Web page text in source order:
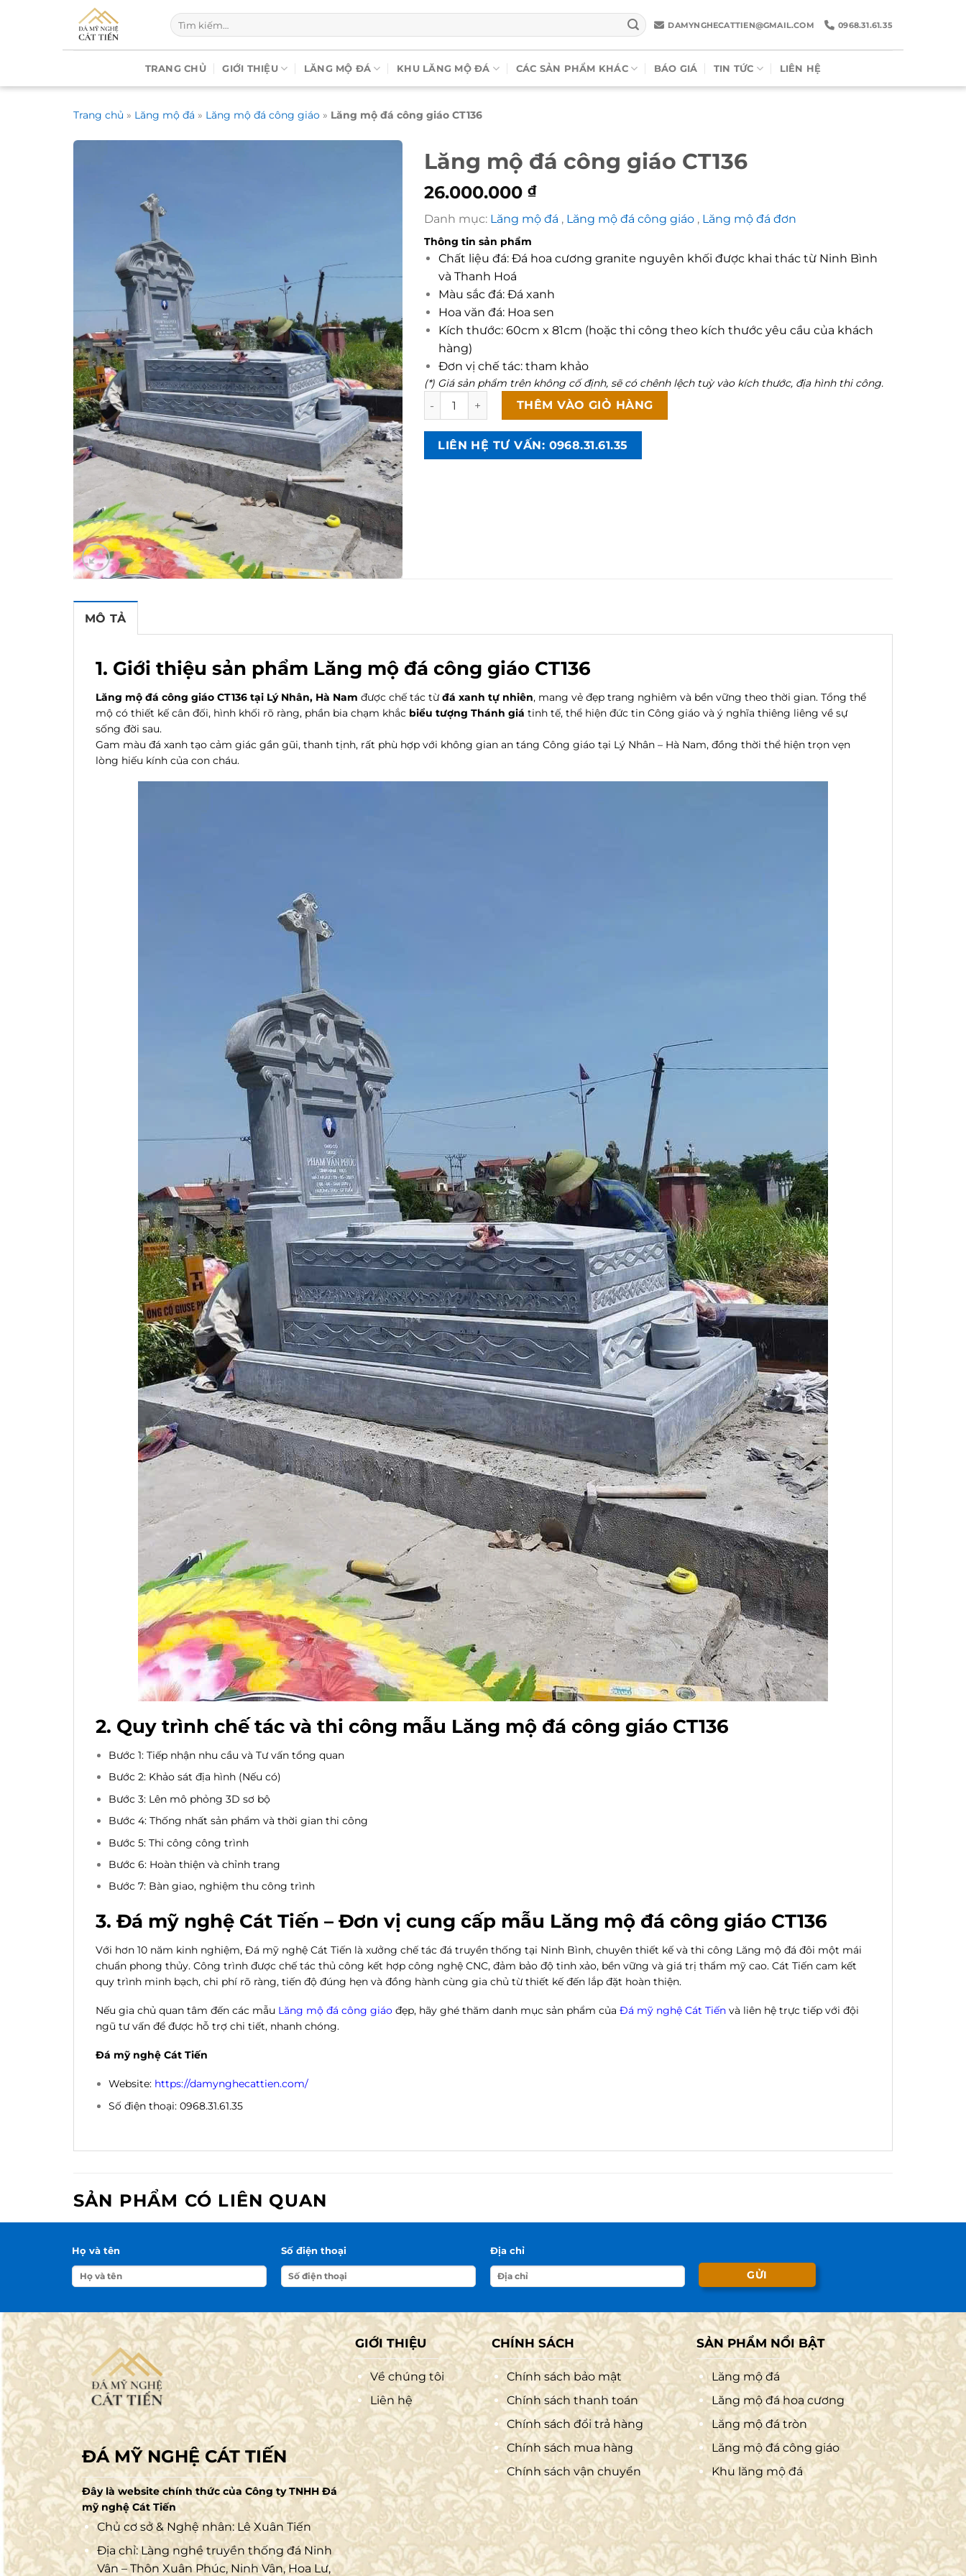
Tìm
kiếm:
DAMYNGHECATTIEN@GMAIL.COM 0968.31.61.35
TRANG CHỦ GIỚI THIỆU LĂNG MỘ ĐÁ KHU LĂNG MỘ ĐÁ CÁC SẢN PHẨM KHÁC BÁO GIÁ TIN TỨC LIÊN HỆ
Trang chủ » Lăng mộ đá » Lăng mộ đá công giáo » Lăng mộ đá công giáo CT136
Lăng mộ đá công giáo CT136
26.000.000 ₫
Danh mục: Lăng mộ đá , Lăng mộ đá công giáo , Lăng mộ đá đơn
Thông tin sản phẩm
Chất liệu đá: Đá hoa cương granite nguyên khối được khai thác từ Ninh Bình
và Thanh Hoá
Màu sắc đá: Đá xanh
Hoa văn đá: Hoa sen
Kích thước: 60cm x 81cm (hoặc thi công theo kích thước yêu cầu của khách
hàng)
Đơn vị chế tác: tham khảo
(*) Giá sản phẩm trên không cố định, sẽ có chênh lệch tuỳ vào kích thước, địa hình thi công.
Lăng mộ đá công giáo CT136 số lượng
THÊM VÀO GIỎ HÀNG
LIÊN HỆ TƯ VẤN: 0968.31.61.35
MÔ TẢ
1. Giới thiệu sản phẩm Lăng mộ đá công giáo CT136
Lăng mộ đá công giáo CT136 tại Lý Nhân, Hà Nam được chế tác từđá xanh tự nhiên, mang vẻ đẹp trang nghiêm và bền vững theo thời gian. Tổng thể
mộ có thiết kế cân đối, hình khối rõ ràng, phần bia chạm khắc biểu tượng Thánh giá tinh tế, thể hiện đức tin Công giáo và ý nghĩa thiêng liêng về sự
sống đời sau.
Gam màu đá xanh tạo cảm giác gần gũi, thanh tịnh, rất phù hợp với không gian an táng Công giáo tại Lý Nhân – Hà Nam, đồng thời thể hiện trọn vẹn
lòng hiếu kính của con cháu.
2. Quy trình chế tác và thi công mẫu Lăng mộ đá công giáo CT136
Bước 1: Tiếp nhận nhu cầu và Tư vấn tổng quan
Bước 2: Khảo sát địa hình (Nếu có)
Bước 3: Lên mô phỏng 3D sơ bộ
Bước 4: Thống nhất sản phẩm và thời gian thi công
Bước 5: Thi công công trình
Bước 6: Hoàn thiện và chỉnh trang
Bước 7: Bàn giao, nghiệm thu công trình
3. Đá mỹ nghệ Cát Tiến – Đơn vị cung cấp mẫu Lăng mộ đá công giáo CT136
Với hơn 10 năm kinh nghiệm, Đá mỹ nghệ Cát Tiến là xưởng chế tác đá truyền thống tại Ninh Bình, chuyên thiết kế và thi công Lăng mộ đá đôi một mái
chuẩn phong thủy. Công trình được chế tác thủ công kết hợp công nghệ CNC, đảm bảo độ tinh xảo, bền vững và giá trị thẩm mỹ cao. Cát Tiến cam kết
quy trình minh bạch, chi phí rõ ràng, tiến độ đúng hẹn và đồng hành cùng gia chủ từ thiết kế đến lắp đặt hoàn thiện.
Nếu gia chủ quan tâm đến các mẫu Lăng mộ đá công giáo đẹp, hãy ghé thăm danh mục sản phẩm của Đá mỹ nghệ Cát Tiến và liên hệ trực tiếp với đội
ngũ tư vấn để được hỗ trợ chi tiết, nhanh chóng.
Đá mỹ nghệ Cát Tiến
Website: https://damynghecattien.com/
Số điện thoại: 0968.31.61.35
SẢN PHẨM CÓ LIÊN QUAN
Họ và tên Số điện thoại Địa chỉ
ĐÁ MỸ NGHỆ CÁT TIẾN
Đây là website chính thức của Công ty TNHH Đá
mỹ nghệ Cát Tiến
Chủ cơ sở & Nghệ nhân: Lê Xuân Tiến
Địa chỉ: Làng nghề truyền thống đá Ninh
Vân – Thôn Xuân Phúc, Ninh Vân, Hoa Lư,
GIỚI THIỆU
Về chúng tôi
Liên hệ
CHÍNH SÁCH
Chính sách bảo mật
Chính sách thanh toán
Chính sách đổi trả hàng
Chính sách mua hàng
Chính sách vận chuyển
SẢN PHẨM NỔI BẬT
Lăng mộ đá
Lăng mộ đá hoa cương
Lăng mộ đá tròn
Lăng mộ đá công giáo
Khu lăng mộ đá